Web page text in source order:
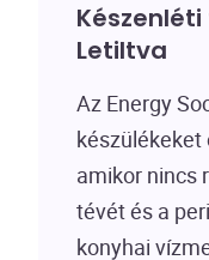
Letiltva
Az Energy
készülékeket
amikor nincs
tévét és a
konyhai